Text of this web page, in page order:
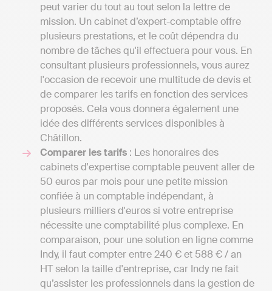
peut varier du tout au tout selon la lettre de
mission. Un cabinet d’expert-comptable offre
plusieurs prestations, et le coût dépendra du
nombre de tâches qu'il effectuera pour vous. En
consultant plusieurs professionnels, vous aurez
l'occasion de recevoir une multitude de devis et
de comparer les tarifs en fonction des services
proposés. Cela vous donnera également une
idée des différents services disponibles à
Châtillon.
Comparer les tarifs : Les honoraires des
cabinets d'expertise comptable peuvent aller de
50 euros par mois pour une petite mission
confiée à un comptable indépendant, à
plusieurs milliers d'euros si votre entreprise
nécessite une comptabilité plus complexe. En
comparaison, pour une solution en ligne comme
Indy, il faut compter entre 240 € et 588 € / an
HT selon la taille d'entreprise, car Indy ne fait
qu’assister les professionnels dans la gestion de